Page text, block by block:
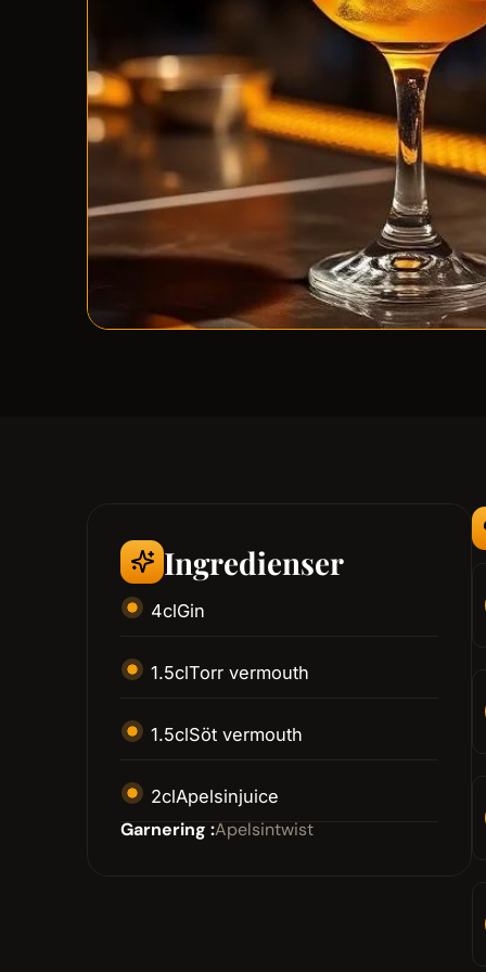
Ingredienser
4clGin
1.5clTorr vermouth
1.5clSöt vermouth
2clApelsinjuice
Garnering :Apelsintwist